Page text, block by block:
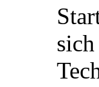
sich